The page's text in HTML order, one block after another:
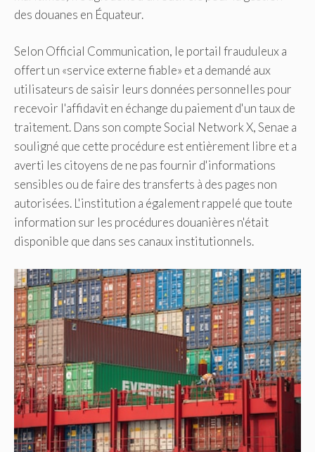
des douanes en Équateur.
Selon Official Communication, le portail frauduleux a
offert un «service externe fiable» et a demandé aux
utilisateurs de saisir leurs données personnelles pour
recevoir l'affidavit en échange du paiement d'un taux de
traitement. Dans son compte Social Network X, Senae a
souligné que cette procédure est entièrement libre et a
averti les citoyens de ne pas fournir d'informations
sensibles ou de faire des transferts à des pages non
autorisées. L'institution a également rappelé que toute
information sur les procédures douanières n'était
disponible que dans ses canaux institutionnels.